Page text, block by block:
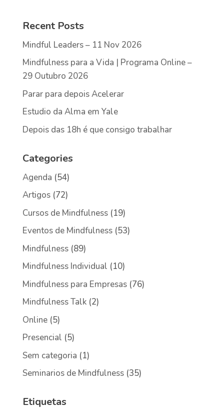
Recent Posts
Mindful Leaders – 11 Nov 2026
Mindfulness para a Vida | Programa Online –
29 Outubro 2026
Parar para depois Acelerar
Estudio da Alma em Yale
Depois das 18h é que consigo trabalhar
Categories
Agenda (54)
Artigos(72)
Cursos de Mindfulness(19)
Eventos de Mindfulness(53)
Mindfulness(89)
Mindfulness Individual (10)
Mindfulness para Empresas(76)
Mindfulness Talk(2)
Online(5)
Presencial (5)
Sem categoria (1)
Seminarios de Mindfulness(35)
Etiquetas